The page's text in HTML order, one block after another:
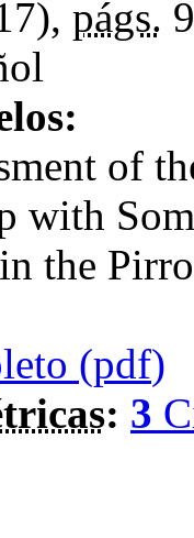
págs.
of
with
the
(pdf)
: 3